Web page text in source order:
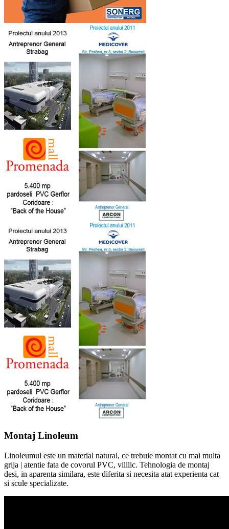
Montaj Linoleum
Linoleumul este un material natural, ce trebuie montat cu mai multa
grija | atentie fata de covorul PVC, vililic. Tehnologia de montaj
desi, in aparenta similara, este diferita si necesita atat experienta cat
si scule specializate.